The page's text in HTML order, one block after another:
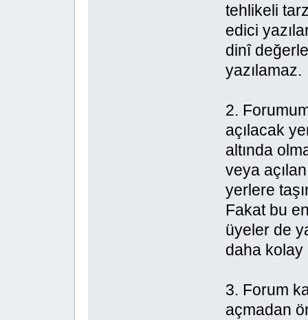
tehlikeli
edici
dinî
yazılamaz.
2.
açılacak
altında
veya
yerlere
Fakat bu
üyeler de
daha kolay
3. Forum
açmadan